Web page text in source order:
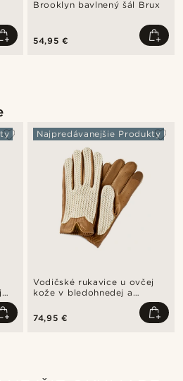
Brooklyn bavlnený šál Brux
54,95 €
Vodičské rukavice u ovčej
kože v bledohnedej a
kompatibilné s dotykovým
displejom
Najpredávanejšie Produkty
74,95 €